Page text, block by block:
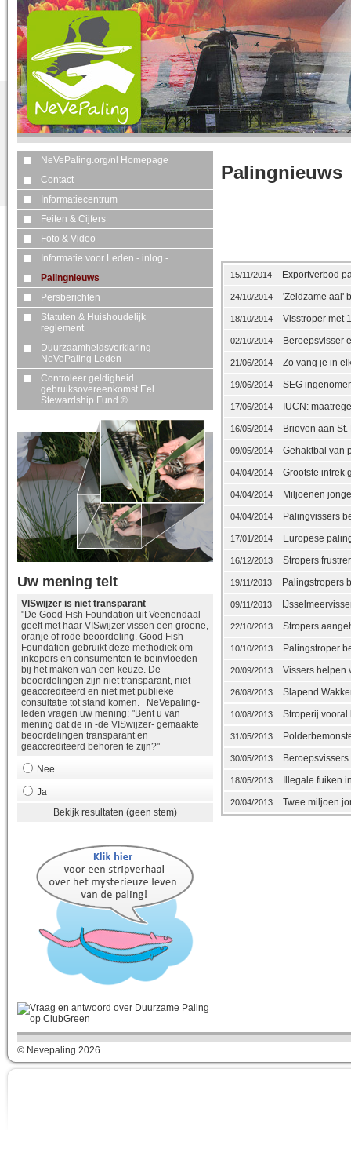
NeVePaling.org/nl Homepage
Contact
Informatiecentrum
Feiten & Cijfers
Foto & Video
Informatie voor Leden - inlog -
Palingnieuws
Persberichten
Statuten & Huishoudelijk
reglement
Duurzaamheidsverklaring
NeVePaling Leden
Controleer geldigheid
gebruiksovereenkomst Eel
Stewardship Fund ®
Uw mening telt
VISwijzer is niet transparant
"De Good Fish Foundation uit Veenendaal
geeft met haar VISwijzer vissen een groene,
oranje of rode beoordeling. Good Fish
Foundation gebruikt deze methodiek om
inkopers en consumenten te beïnvloeden
bij het maken van een keuze. De
beoordelingen zijn niet transparant, niet
geaccrediteerd en niet met publieke
consultatie tot stand komen. NeVepaling-
leden vragen uw mening: "Bent u van
mening dat de in -de VISwijzer- gemaakte
beoordelingen transparant en
geaccrediteerd behoren te zijn?"
Nee
Ja
Bekijk resultaten (geen stem)
Palingnieuws
15/11/2014 Exportverbod
24/10/2014 'Zeldzame aal'
18/10/2014 Visstroper met
02/10/2014 Beroepsvisser
21/06/2014 Zo vang je in
19/06/2014 SEG
17/06/2014 IUCN:
16/05/2014 Brieven aan
09/05/2014 Gehaktbal van
04/04/2014 Grootste intrek
04/04/2014 Miljoenen
04/04/2014 Palingvissers
17/01/2014 Europese
16/12/2013 Stropers
19/11/2013 Palingstropers
09/11/2013
22/10/2013 Stropers
10/10/2013 Palingstroper
20/09/2013 Vissers helpen
26/08/2013 Slapend
10/08/2013 Stroperij vooral
31/05/2013
30/05/2013
18/05/2013 Illegale fuiken
20/04/2013 Twee miljoen
© Nevepaling 2026